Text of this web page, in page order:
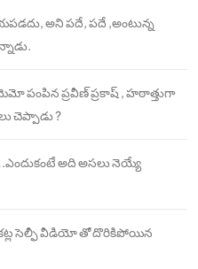
అని పదే, పదే ,అంటున్న
పంపిన ప్రవీణ్ ప్రకాష్ , హఠాత్తుగా
చెప్పాడు ?
అది అసలు నెయ్యే
కట్ల సెల్ఫీ వీడియో తో దొరికిపోయిన